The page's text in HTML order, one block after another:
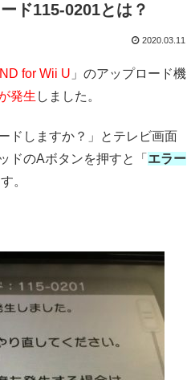
ド115-0201とは？
2020.03.11
for Wii U 」のアップロード機
発生 しました。
ドしますか？」とテレビ画面
ドのAボタンを押すと「 エラー
。